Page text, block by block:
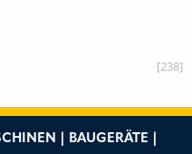
[238]
| BAUGERÄTE |